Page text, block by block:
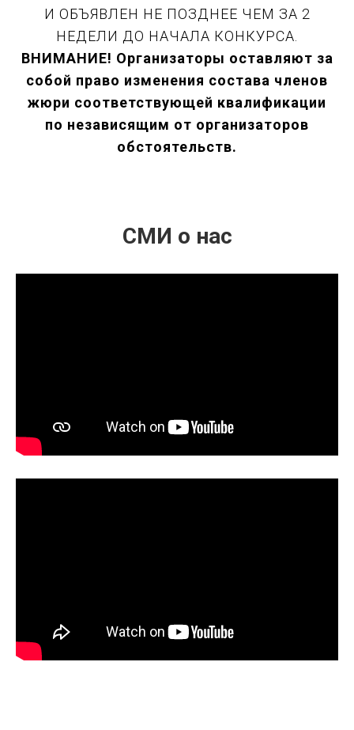
И ОБЪЯВЛЕН НЕ ПОЗДНЕЕ ЧЕМ ЗА 2
НЕДЕЛИ ДО НАЧАЛА КОНКУРСА.
ВНИМАНИЕ! Организаторы оставляют за
собой право изменения состава членов
жюри соответствующей квалификации
по независящим от организаторов
обстоятельств.
СМИ о нас